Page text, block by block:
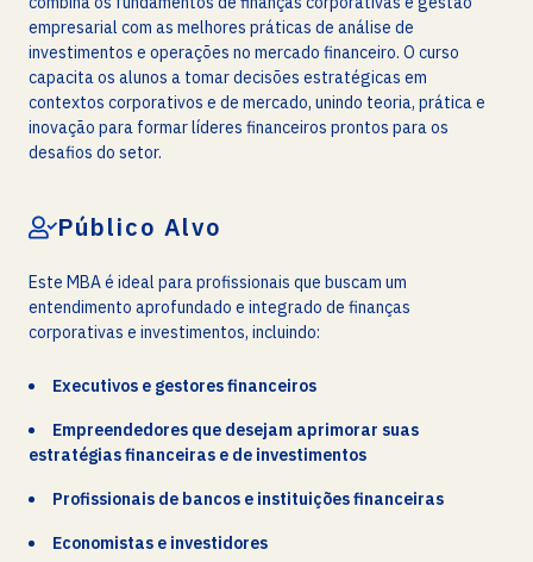
empresarial com as melhores práticas de análise de
investimentos e operações no mercado financeiro. O curso
capacita os alunos a tomar decisões estratégicas em
contextos corporativos e de mercado, unindo teoria, prática e
inovação para formar líderes financeiros prontos para os
desafios do setor.
Público Alvo
Este MBA é ideal para profissionais que buscam um
entendimento aprofundado e integrado de finanças
corporativas e investimentos, incluindo:
Executivos e gestores financeiros
Empreendedores que desejam aprimorar suas
estratégias financeiras e de investimentos
Profissionais de bancos e instituições financeiras
Economistas e investidores